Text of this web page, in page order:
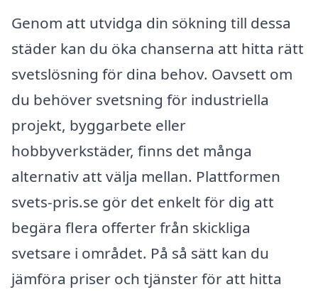
Genom att utvidga din sökning till dessa
städer kan du öka chanserna att hitta rätt
svetslösning för dina behov. Oavsett om
du behöver svetsning för industriella
projekt, byggarbete eller
hobbyverkstäder, finns det många
alternativ att välja mellan. Plattformen
svets-pris.se gör det enkelt för dig att
begära flera offerter från skickliga
svetsare i området. På så sätt kan du
jämföra priser och tjänster för att hitta